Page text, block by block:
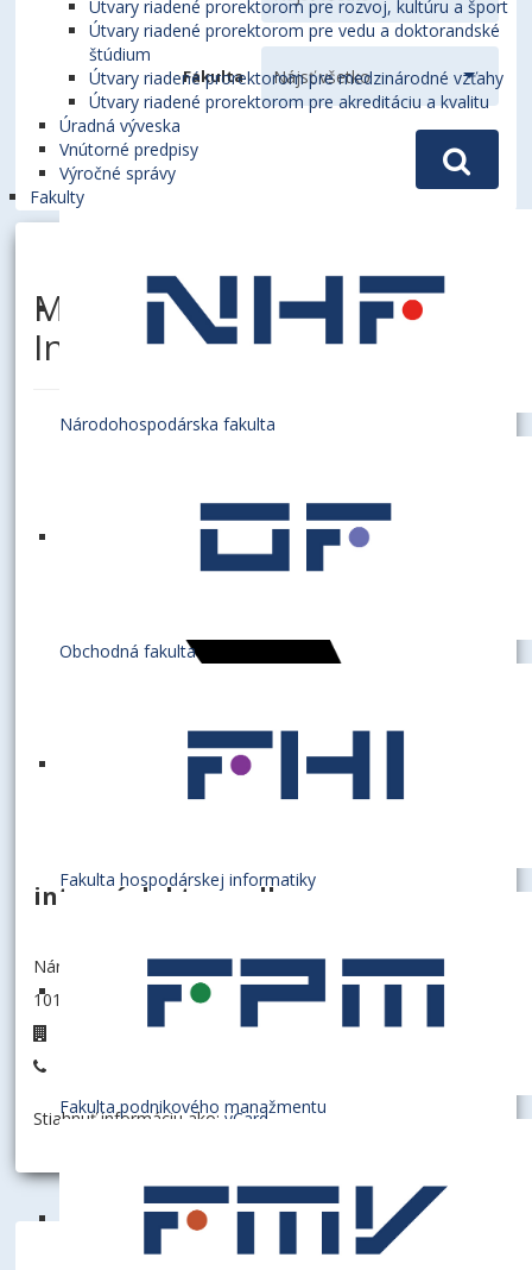
Útvary riadené prorektorom pre rozvoj, kultúru a šport
Útvary riadené prorektorom pre vedu a doktorandské
štúdium
Útvary riadené prorektorom pre medzinárodné vzťahy
Útvary riadené prorektorom pre akreditáciu a kvalitu
Úradná výveska
Vnútorné predpisy
Výročné správy
Fakulty
Národohospodárska fakulta
Obchodná fakulta
Fakulta hospodárskej informatiky
Fakulta podnikového manažmentu
Fakulta
MATUŠOVIČOVÁ, Sandra,
Ing.
interná doktorandka
Národohospodárska fakulta
101006 - Katedra financií
Stiahnuť informáciu ako:vCard